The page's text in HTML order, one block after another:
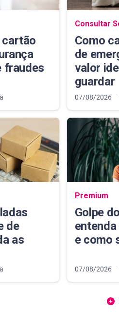
cartão
fraudes
Navegação
Consultar
Como
de
valor
guardar
07/08/2026
de
as
Navegação
Premium
Golpe
e como
07/08/2026